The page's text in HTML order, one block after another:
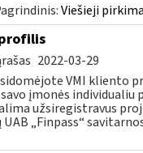
Viešieji
2022-03-29
VMI kliento
įmonės individualiu
užsiregistravus
„Finpass“